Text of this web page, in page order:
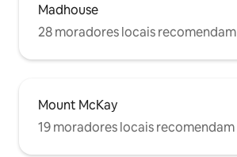
Madhouse
28 moradores locais recomendam
Mount McKay
19 moradores locais recomendam